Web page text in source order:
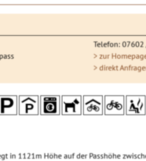
Telefon:
> zur
> direkt
in 1121m Höhe auf der Passhöhe